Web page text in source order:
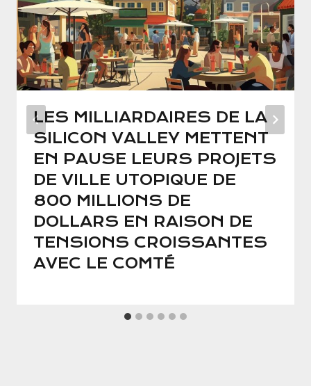
LES MILLIARDAIRES DE LA
SILICON VALLEY METTENT
EN PAUSE LEURS PROJETS
DE VILLE UTOPIQUE DE
800 MILLIONS DE
DOLLARS EN RAISON DE
TENSIONS CROISSANTES
AVEC LE COMTÉ